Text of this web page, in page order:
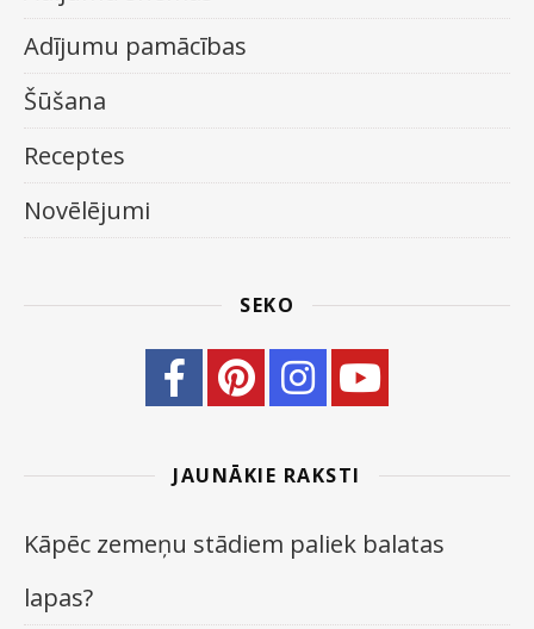
Adījumu pamācības
Šūšana
Receptes
Novēlējumi
SEKO
JAUNĀKIE RAKSTI
Kāpēc zemeņu stādiem paliek balatas
lapas?